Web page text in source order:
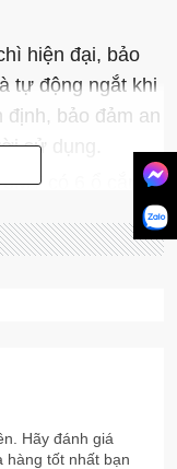
hiện đại, bảo
tự động ngắt khi
định, bảo đảm an
sử dụng.
6MT có 6 ổ cắm
tổng cường độ
theo trong các
Hãy đánh giá
hàng tốt nhất bạn